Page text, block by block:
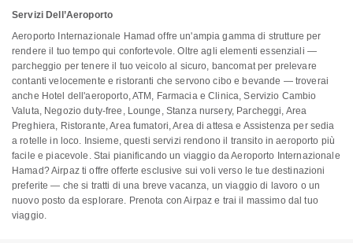
Servizi Dell’Aeroporto
Aeroporto Internazionale Hamad offre un'ampia gamma di strutture per
rendere il tuo tempo qui confortevole. Oltre agli elementi essenziali —
parcheggio per tenere il tuo veicolo al sicuro, bancomat per prelevare
contanti velocemente e ristoranti che servono cibo e bevande — troverai
anche Hotel dell'aeroporto, ATM, Farmacia e Clinica, Servizio Cambio
Valuta, Negozio duty-free, Lounge, Stanza nursery, Parcheggi, Area
Preghiera, Ristorante, Area fumatori, Area di attesa e Assistenza per sedia
a rotelle in loco. Insieme, questi servizi rendono il transito in aeroporto più
facile e piacevole. Stai pianificando un viaggio da Aeroporto Internazionale
Hamad? Airpaz ti offre offerte esclusive sui voli verso le tue destinazioni
preferite — che si tratti di una breve vacanza, un viaggio di lavoro o un
nuovo posto da esplorare. Prenota con Airpaz e trai il massimo dal tuo
viaggio.